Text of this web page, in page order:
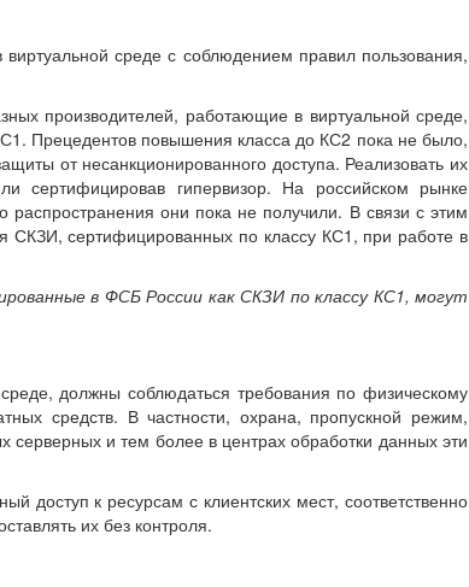
среде с соблюдением правил пользования,
производителей, работающие в виртуальной среде,
Прецедентов повышения класса до КС2 пока не было,
от несанкционированного доступа. Реализовать их
сертифицировав гипервизор. На российском рынке
распространения они пока не получили. В связи с этим
сертифицированных по классу КС1, при работе в
в ФСБ России как СКЗИ по классу КС1, могут
должны соблюдаться требования по физическому
средств. В частности, охрана, пропускной режим,
и тем более в центрах обработки данных эти
доступ к ресурсам с клиентских мест, соответственно
их без контроля.